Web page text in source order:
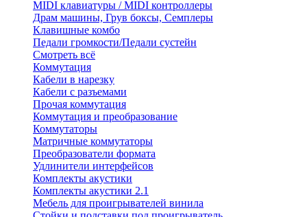
MIDI клавиатуры / MIDI контроллеры
Драм машины, Грув боксы, Семплеры
Клавишные комбо
Педали громкости/Педали сустейн
Смотреть всё
Коммутация
Кабели в нарезку
Кабели с разъемами
Прочая коммутация
Коммутация и преобразование
Коммутаторы
Матричные коммутаторы
Преобразователи формата
Удлинители интерфейсов
Комплекты акустики
Комплекты акустики 2.1
Мебель для проигрывателей винила